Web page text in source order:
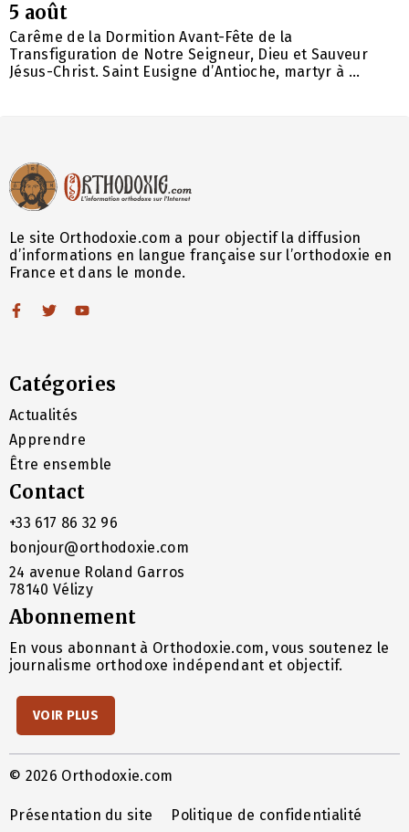
5 août
Carême de la Dormition Avant-Fête de la
Transfiguration de Notre Seigneur, Dieu et Sauveur
Jésus-Christ. Saint Eusigne d’Antioche, martyr à ...
Le site Orthodoxie.com a pour objectif la diffusion
d’informations en langue française sur l’orthodoxie en
France et dans le monde.
Catégories
Actualités
Apprendre
Être ensemble
Contact
+33 617 86 32 96
bonjour@orthodoxie.com
24 avenue Roland Garros
78140 Vélizy
Abonnement
En vous abonnant à Orthodoxie.com, vous soutenez le
journalisme orthodoxe indépendant et objectif.
VOIR PLUS
© 2026 Orthodoxie.com
Présentation du site Politique de confidentialité